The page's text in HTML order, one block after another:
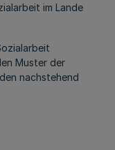
im Lande
Muster der
nachstehend